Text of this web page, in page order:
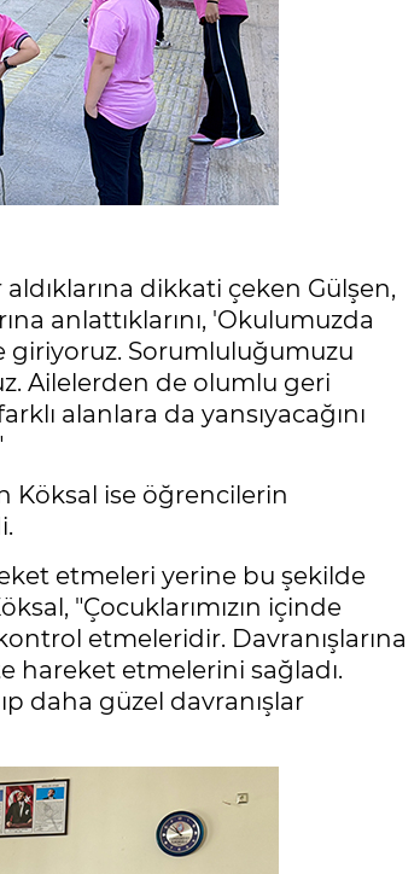
dikkati çeken Gülşen,
anlattıklarını, 'Okulumuzda
giriyoruz. Sorumluluğumuzu
Ailelerden de olumlu geri
alanlara da yansıyacağını
ise öğrencilerin
etmeleri yerine bu şekilde
"Çocuklarımızın içinde
etmeleridir. Davranışlarına
hareket etmelerini sağladı.
daha güzel davranışlar